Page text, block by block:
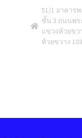
51/1 อาคา
ชั้น 3 ถนนพร
แขวงห้วยขว
ห้วยขวาง